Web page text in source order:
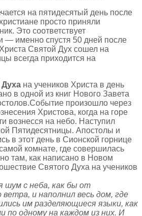
на пятидесятый день после
просто приняли
Это соответствует
— именно спустя 50 дней после
Святой Дух сошел на
всегда приходится на
на учеников Христа в день
в одной из книг Нового Завета
произошло через
Христова, когда на горе
вознесся на небо. Наступил
Пятидесятницы. Апостолы и
в этот день в Сионской горнице
комнате, где совершилась
там, как написано в Новом
Святого Духа на учеников
шум с неба, как бы от
ветра, и наполнил весь дом, где
им разделяющиеся языки, как
по одному на каждом из них. И